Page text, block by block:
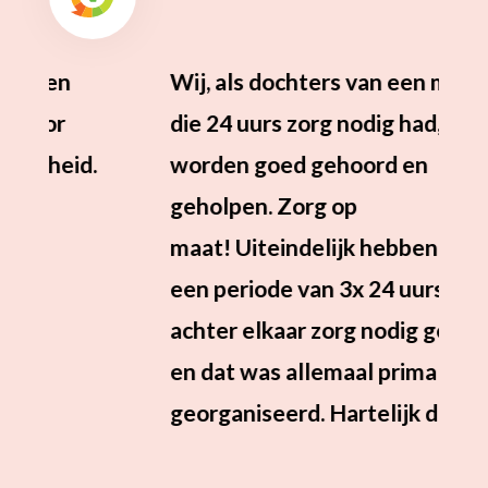
Wij, als dochters van een moeder
die 24 uurs zorg nodig had,
worden goed gehoord en
geholpen. Zorg op
maat! Uiteindelijk hebben we
een periode van 3x 24 uurs zorg
achter elkaar zorg nodig gehad
en dat was allemaal prima
georganiseerd. Hartelijk dank!